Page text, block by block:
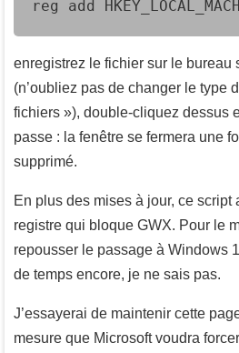
reg add
enregistrez le fichier sur le bureau
(n’oubliez pas de changer le type
fichiers »), double-cliquez dessus
passe : la fenêtre se fermera une
supprimé.
En plus des mises à jour, ce script
registre qui bloque GWX. Pour le
repousser le passage à Windows
de temps encore, je ne sais pas.
J’essayerai de maintenir cette
mesure que Microsoft voudra